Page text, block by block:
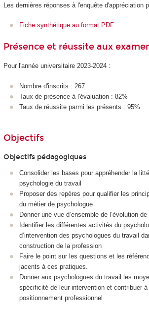
Les dernières réponses à l'enquête d'appréciation
Fiche synthétique au format PDF
Présence et réussite aux
Pour l'année universitaire 2023-2024 :
Nombre d'inscrits : 267
Taux de présence à l'évaluation : 82%
Taux de réussite parmi les présents : 95%
Objectifs
Objectifs pédagogiques
Consolider les bases pour appréhender la
psychologie du travail
Proposer des repères pour qualifier les
du métier de psychologue
Donner une vue d’ensemble de l’évolution
Identifier les différentes activités du
d’intervention des psychologues du travail
construction de la profession
Faire le point sur les questions et les
jacents à ces pratiques.
Donner aux psychologues du travail les
spécificité de leur intervention et contribuer à
positionnement professionnel